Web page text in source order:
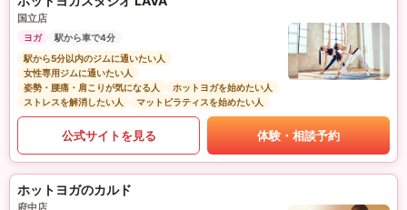
国立店
ヨガ
駅から車で4分
駅から5分以内のジムに通いたい人
女性専用ジムに通いたい人
姿勢・腰痛・肩こりが気になる人
ホットヨガを始めたい人
ストレスを解消したい人
マットピラティスを始めたい人
公式サイトを見る 体験・相談予約
ホットヨガのカルド